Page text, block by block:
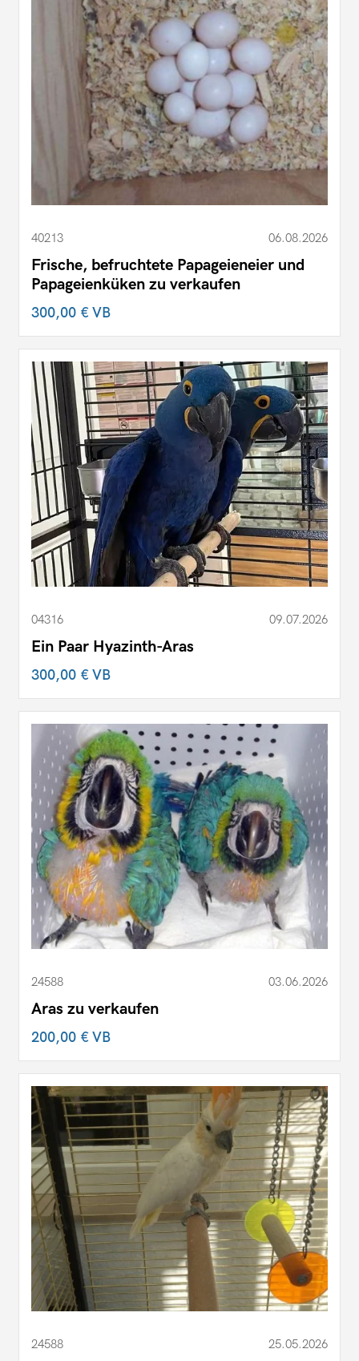
40213 06.08.2026
Frische, befruchtete Papageieneier und
Papageienküken zu verkaufen
300,00 €VB
04316 09.07.2026
Ein Paar Hyazinth-Aras
300,00 €VB
24588 03.06.2026
Aras zu verkaufen
200,00 €VB
24588 25.05.2026